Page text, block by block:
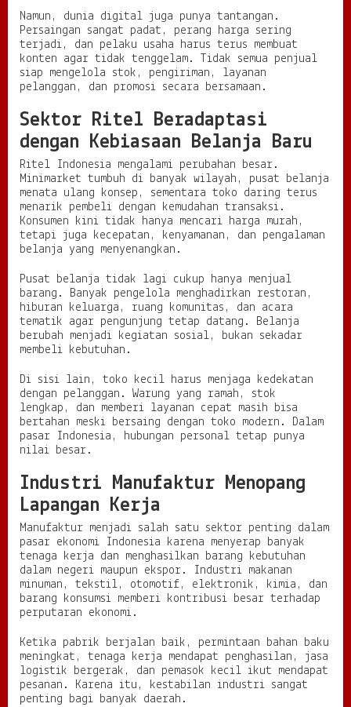
Namun, dunia digital juga punya tantangan.
Persaingan sangat padat, perang harga sering
terjadi, dan pelaku usaha harus terus membuat
konten agar tidak tenggelam. Tidak semua penjual
siap mengelola stok, pengiriman, layanan
pelanggan, dan promosi secara bersamaan.
Sektor Ritel Beradaptasi
dengan Kebiasaan Belanja Baru
Ritel Indonesia mengalami perubahan besar.
Minimarket tumbuh di banyak wilayah, pusat belanja
menata ulang konsep, sementara toko daring terus
menarik pembeli dengan kemudahan transaksi.
Konsumen kini tidak hanya mencari harga murah,
tetapi juga kecepatan, kenyamanan, dan pengalaman
belanja yang menyenangkan.
Pusat belanja tidak lagi cukup hanya menjual
barang. Banyak pengelola menghadirkan restoran,
hiburan keluarga, ruang komunitas, dan acara
tematik agar pengunjung tetap datang. Belanja
berubah menjadi kegiatan sosial, bukan sekadar
membeli kebutuhan.
Di sisi lain, toko kecil harus menjaga kedekatan
dengan pelanggan. Warung yang ramah, stok
lengkap, dan memberi layanan cepat masih bisa
bertahan meski bersaing dengan toko modern. Dalam
pasar Indonesia, hubungan personal tetap punya
nilai besar.
Industri Manufaktur Menopang
Lapangan Kerja
Manufaktur menjadi salah satu sektor penting dalam
pasar ekonomi Indonesia karena menyerap banyak
tenaga kerja dan menghasilkan barang kebutuhan
dalam negeri maupun ekspor. Industri makanan
minuman, tekstil, otomotif, elektronik, kimia, dan
barang konsumsi memberi kontribusi besar terhadap
perputaran ekonomi.
Ketika pabrik berjalan baik, permintaan bahan baku
meningkat, tenaga kerja mendapat penghasilan, jasa
logistik bergerak, dan pemasok kecil ikut mendapat
pesanan. Karena itu, kestabilan industri sangat
penting bagi banyak daerah.